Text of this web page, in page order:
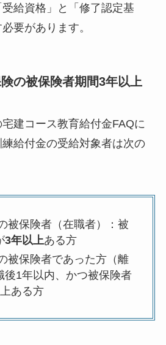
給資格」と「修了認定基
要があります。
の被保険者期間3年以上
建コース教育給付金FAQに
給付金の受給対象者は次の
被保険者（在職者）：被
3年以上ある方
被保険者であった方（離
後1年以内、かつ被保険者
ある方